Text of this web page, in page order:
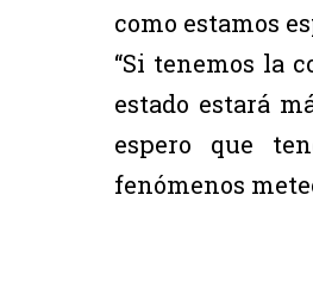
como estamos
“Si tenemos la
estado estará
espero que
fenómenos